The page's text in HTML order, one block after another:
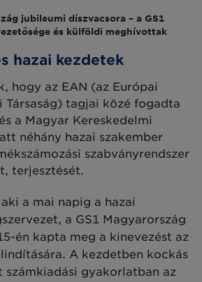
jubileumi díszvacsora – a GS1
és külföldi meghívottak
hazai kezdetek
hogy az EAN (az Európai
Társaság) tagjai közé fogadta
a Magyar Kereskedelmi
néhány hazai szakember
szabványrendszer
terjesztését.
a mai napig a hazai
a GS1 Magyarország
én kapta meg a kinevezést az
A kezdetben kockás
számkiadási gyakorlatban az